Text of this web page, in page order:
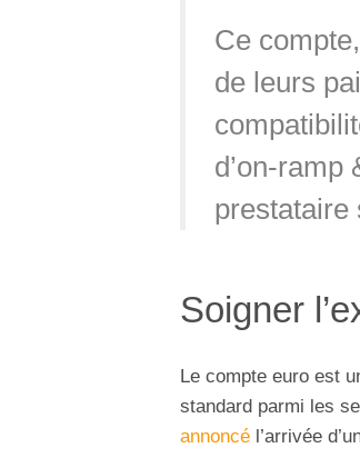
Ce
de leurs
d’on-ramp
prestataire
Soigner
Le compte euro est
standard parmi les
annoncé l’arrivée